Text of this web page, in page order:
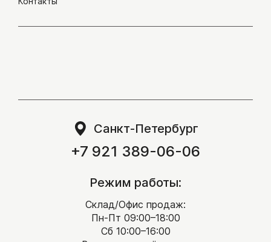
Санкт-Петербург
+7 921 389-06-06
Режим работы:
Склад/Офис продаж:
Пн-Пт 09:00–18:00
Сб 10:00–16:00